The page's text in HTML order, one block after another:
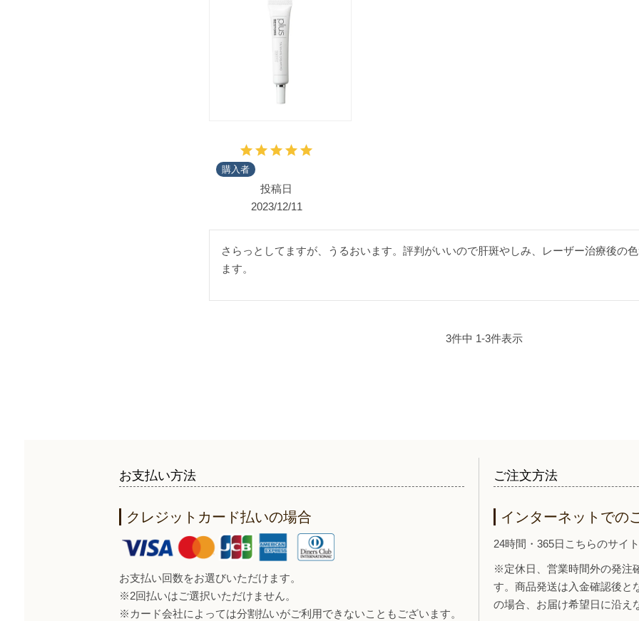
購入者
投稿日
2023/12/11
さらっとしてますが、うるおいます。評判がいいので肝斑やしみ、レーザー治療後の
ます。
3件中 1-3件表示
お支払い方法
クレジットカード払いの場合
お支払い回数をお選びいただけます。
※2回払いはご選択いただけません。
※カード会社によっては分割払いがご利用できないこともございます。
ご注文方法
インターネットでの
24時間・365日こちらのサイ
※定休日、営業時間外の発注
す。商品発送は入金確認後と
の場合、お届け希望日に沿え